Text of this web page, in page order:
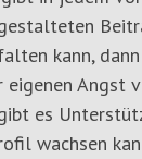
kann,
Angst
es
wachsen